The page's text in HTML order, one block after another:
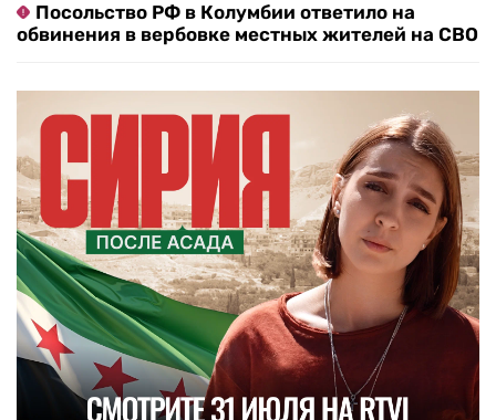
Посольство РФ в Колумбии ответило на
обвинения в вербовке местных жителей на СВО